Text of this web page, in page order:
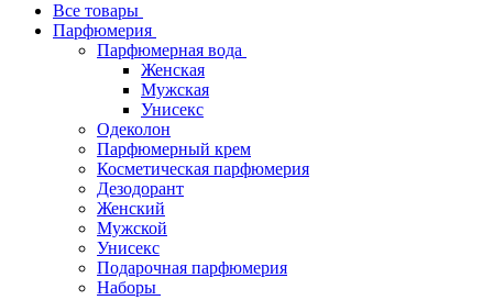
Все товары
Парфюмерия
Парфюмерная вода
Женская
Мужская
Унисекс
Одеколон
Парфюмерный крем
Косметическая парфюмерия
Дезодорант
Женский
Мужской
Унисекс
Подарочная парфюмерия
Наборы